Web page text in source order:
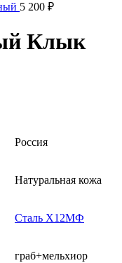
5 200 ₽
Клык
Россия
Натуральная кожа
Сталь Х12МФ
граб+мельхиор